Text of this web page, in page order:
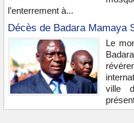
l’enterrement à...
Décès de Badara Mamaya
Le
ville